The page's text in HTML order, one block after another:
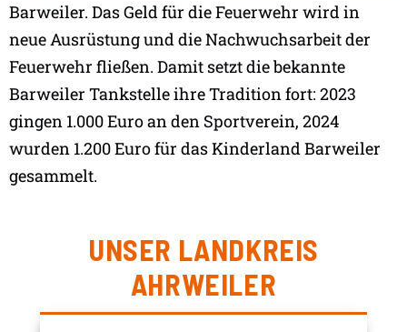
Barweiler. Das Geld für die Feuerwehr wird in
neue Ausrüstung und die Nachwuchsarbeit der
Feuerwehr fließen. Damit setzt die bekannte
Barweiler Tankstelle ihre Tradition fort: 2023
gingen 1.000 Euro an den Sportverein, 2024
wurden 1.200 Euro für das Kinderland Barweiler
gesammelt.
UNSER LANDKREIS
AHRWEILER